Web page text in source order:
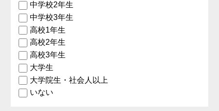
中学校2年生
中学校3年生
高校1年生
高校2年生
高校3年生
大学生
大学院生・社会人以上
いない